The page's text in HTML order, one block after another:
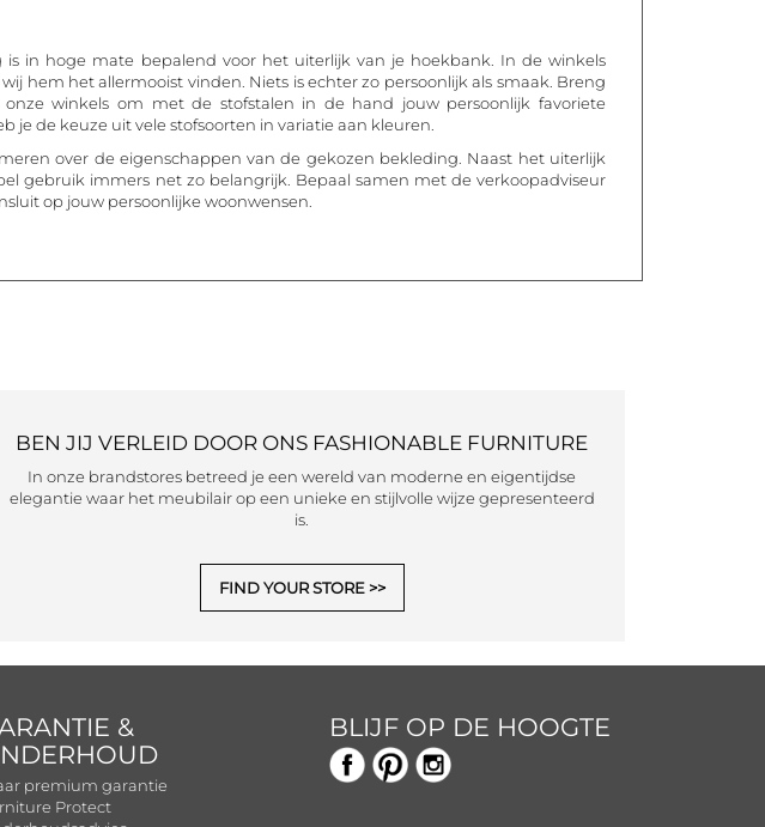
in hoge mate bepalend voor het uiterlijk van je hoekbank. In de winkels
hem het allermooist vinden. Niets is echter zo persoonlijk als smaak. Breng
winkels om met de stofstalen in de hand jouw persoonlijk favoriete
je de keuze uit vele stofsoorten in variatie aan kleuren.
over de eigenschappen van de gekozen bekleding. Naast het uiterlijk
gebruik immers net zo belangrijk. Bepaal samen met de verkoopadviseur
op jouw persoonlijke woonwensen.
BEN JIJ VERLEID DOOR ONS FASHIONABLE FURNITURE
In onze brandstores betreed je een wereld van moderne en eigentijdse
elegantie waar het meubilair op een unieke en stijlvolle wijze gepresenteerd
is.
FIND YOUR STORE
&
premium garantie
Protect
BLIJF OP DE HOOGTE